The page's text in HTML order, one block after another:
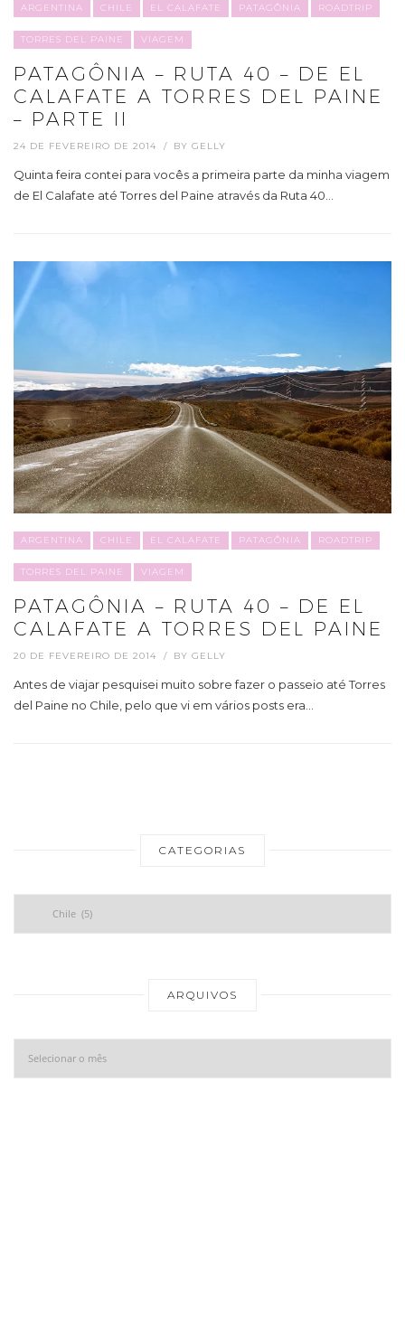
ARGENTINA CHILE EL CALAFATE PATAGÔNIA ROADTRIP
TORRES DEL PAINE VIAGEM
PATAGÔNIA – RUTA 40 – DE EL
CALAFATE A TORRES DEL PAINE
– PARTE II
24 DE FEVEREIRO DE 2014 BY GELLY
Quinta feira contei para vocês a primeira parte da minha viagem
de El Calafate até Torres del Paine através da Ruta 40…
ARGENTINA CHILE EL CALAFATE PATAGÔNIA ROADTRIP
TORRES DEL PAINE VIAGEM
PATAGÔNIA – RUTA 40 – DE EL
CALAFATE A TORRES DEL PAINE
20 DE FEVEREIRO DE 2014 BY GELLY
Antes de viajar pesquisei muito sobre fazer o passeio até Torres
del Paine no Chile, pelo que vi em vários posts era…
CATEGORIAS
Categorias
ARQUIVOS